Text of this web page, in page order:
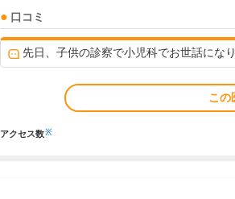
口コミ
先日、子供の診察で小児科でお世話にな
この
アクセス数※